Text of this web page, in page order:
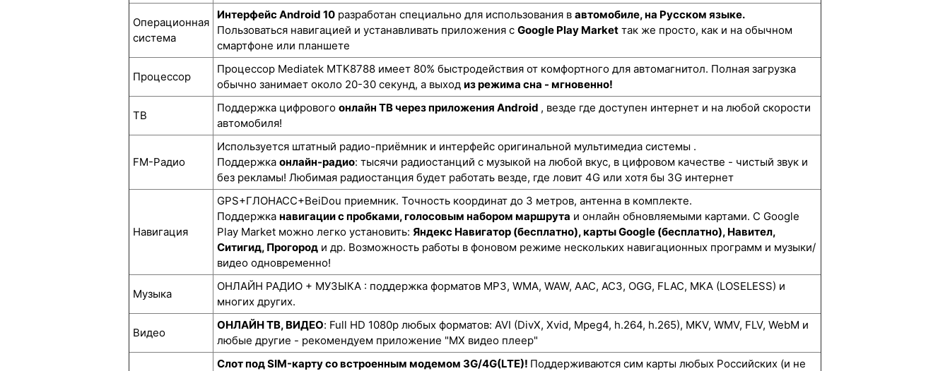
Операционная
система
Интерфейс Android 10 разработан специально для использования в автомобиле, на Русском языке.
Пользоваться навигацией и устанавливать приложения с Google Play Market так же просто, как и на обычном
смартфоне или планшете
Процессор
Процессор Mediatek MTK8788 имеет 80% быстродействия от комфортного для автомагнитол. Полная загрузка
обычно занимает около 20-30 секунд, а выход из режима сна - мгновенно!
ТВ
Поддержка цифрового онлайн ТВ через приложения Android , везде где доступен интернет и на любой скорости
автомобиля!
FM-Радио
Используется штатный радио-приёмник и интерфейс оригинальной мультимедиа системы .
Поддержка онлайн-радио: тысячи радиостанций с музыкой на любой вкус, в цифровом качестве - чистый звук и
без рекламы! Любимая радиостанция будет работать везде, где ловит 4G или хотя бы 3G интернет
Навигация
GPS+ГЛОНАСС+BeiDou приемник. Точность координат до 3 метров, антенна в комплекте.
Поддержка навигации с пробками, голосовым набором маршрута и онлайн обновляемыми картами. С Google
Play Market можно легко установить: Яндекс Навигатор (бесплатно), карты Google (бесплатно), Навител,
Ситигид, Прогород и др. Возможность работы в фоновом режиме нескольких навигационных программ и музыки/
видео одновременно!
Музыка
ОНЛАЙН РАДИО + МУЗЫКА : поддержка форматов MP3, WMA, WAW, AAC, AC3, OGG, FLAC, MKA (LOSELESS) и
многих других.
Видео
ОНЛАЙН ТВ, ВИДЕО: Full HD 1080p любых форматов: AVI (DivX, Xvid, Mpeg4, h.264, h.265), MKV, WMV, FLV, WebM и
любые другие - рекомендуем приложение "MX видео плеер"
Слот под SIM-карту со встроенным модемом 3G/4G(LTE)! Поддерживаются сим карты любых Российских (и не